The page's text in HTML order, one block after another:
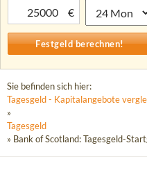
€
Sie befinden sich hier:
Tagesgeld - Kapitalangebote
»
Tagesgeld
» Bank of Scotland: Tagesgeld-